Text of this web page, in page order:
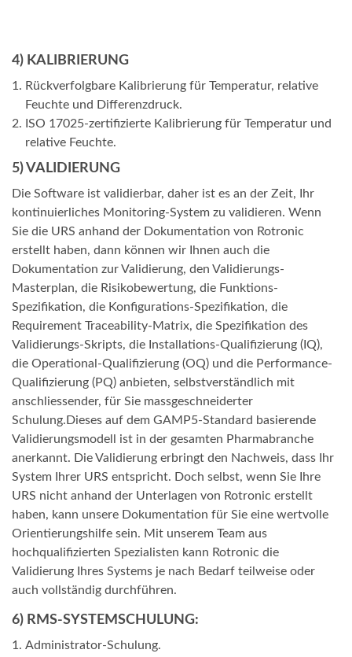
4) KALIBRIERUNG
Rückverfolgbare Kalibrierung für Temperatur, relative
Feuchte und Differenzdruck.
ISO 17025-zertifizierte Kalibrierung für Temperatur und
relative Feuchte.
5) VALIDIERUNG
Die Software ist validierbar, daher ist es an der Zeit, Ihr
kontinuierliches Monitoring-System zu validieren. Wenn
Sie die URS anhand der Dokumentation von Rotronic
erstellt haben, dann können wir Ihnen auch die
Dokumentation zur Validierung, den Validierungs-
Masterplan, die Risikobewertung, die Funktions-
Spezifikation, die Konfigurations-Spezifikation, die
Requirement Traceability-Matrix, die Spezifikation des
Validierungs-Skripts, die Installations-Qualifizierung (IQ),
die Operational-Qualifizierung (OQ) und die Performance-
Qualifizierung (PQ) anbieten, selbstverständlich mit
anschliessender, für Sie massgeschneiderter
Schulung.Dieses auf dem GAMP5-Standard basierende
Validierungsmodell ist in der gesamten Pharmabranche
anerkannt. Die Validierung erbringt den Nachweis, dass Ihr
System Ihrer URS entspricht. Doch selbst, wenn Sie Ihre
URS nicht anhand der Unterlagen von Rotronic erstellt
haben, kann unsere Dokumentation für Sie eine wertvolle
Orientierungshilfe sein. Mit unserem Team aus
hochqualifizierten Spezialisten kann Rotronic die
Validierung Ihres Systems je nach Bedarf teilweise oder
auch vollständig durchführen.
6) RMS-SYSTEMSCHULUNG:
Administrator-Schulung.